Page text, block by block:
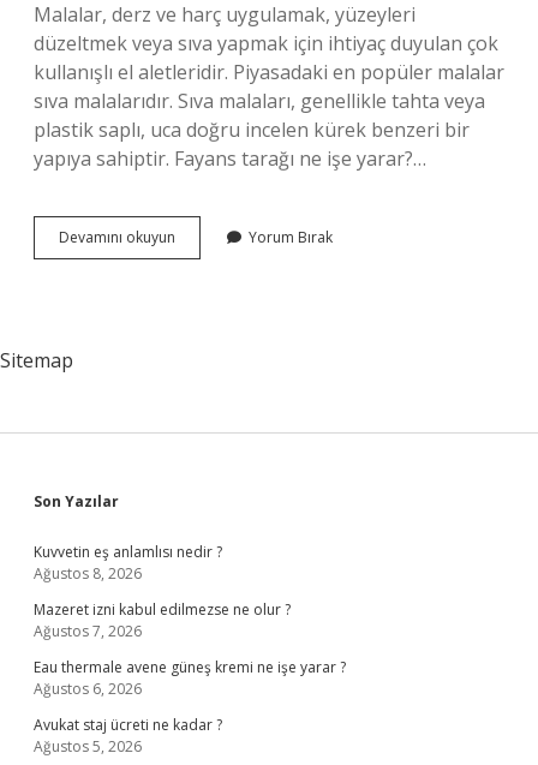
Malalar, derz ve harç uygulamak, yüzeyleri
düzeltmek veya sıva yapmak için ihtiyaç duyulan çok
kullanışlı el aletleridir. Piyasadaki en popüler malalar
sıva malalarıdır. Sıva malaları, genellikle tahta veya
plastik saplı, uca doğru incelen kürek benzeri bir
yapıya sahiptir. Fayans tarağı ne işe yarar?…
Devamını okuyun
Malası
Yorum Bırak
Sitemap
Sidebar
Son Yazılar
Kuvvetin eş anlamlısı nedir ?
Ağustos 8, 2026
Mazeret izni kabul edilmezse ne olur ?
Ağustos 7, 2026
Eau thermale avene güneş kremi ne işe yarar ?
Ağustos 6, 2026
Avukat staj ücreti ne kadar ?
Ağustos 5, 2026